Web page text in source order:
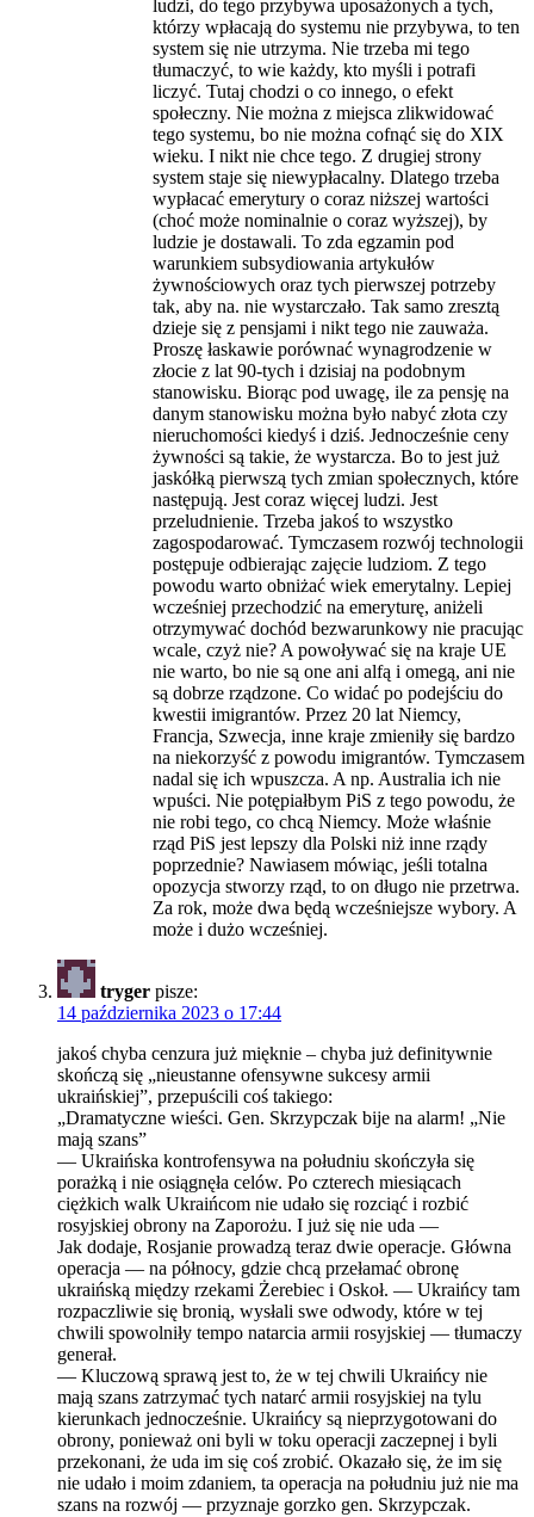
ludzi, do tego przybywa uposażonych a tych,
którzy wpłacają do systemu nie przybywa, to ten
system się nie utrzyma. Nie trzeba mi tego
tłumaczyć, to wie każdy, kto myśli i potrafi
liczyć. Tutaj chodzi o co innego, o efekt
społeczny. Nie można z miejsca zlikwidować
tego systemu, bo nie można cofnąć się do XIX
wieku. I nikt nie chce tego. Z drugiej strony
system staje się niewypłacalny. Dlatego trzeba
wypłacać emerytury o coraz niższej wartości
(choć może nominalnie o coraz wyższej), by
ludzie je dostawali. To zda egzamin pod
warunkiem subsydiowania artykułów
żywnościowych oraz tych pierwszej potrzeby
tak, aby na. nie wystarczało. Tak samo zresztą
dzieje się z pensjami i nikt tego nie zauważa.
Proszę łaskawie porównać wynagrodzenie w
złocie z lat 90-tych i dzisiaj na podobnym
stanowisku. Biorąc pod uwagę, ile za pensję na
danym stanowisku można było nabyć złota czy
nieruchomości kiedyś i dziś. Jednocześnie ceny
żywności są takie, że wystarcza. Bo to jest już
jaskółką pierwszą tych zmian społecznych, które
następują. Jest coraz więcej ludzi. Jest
przeludnienie. Trzeba jakoś to wszystko
zagospodarować. Tymczasem rozwój technologii
postępuje odbierając zajęcie ludziom. Z tego
powodu warto obniżać wiek emerytalny. Lepiej
wcześniej przechodzić na emeryturę, aniżeli
otrzymywać dochód bezwarunkowy nie pracując
wcale, czyż nie? A powoływać się na kraje UE
nie warto, bo nie są one ani alfą i omegą, ani nie
są dobrze rządzone. Co widać po podejściu do
kwestii imigrantów. Przez 20 lat Niemcy,
Francja, Szwecja, inne kraje zmieniły się bardzo
na niekorzyść z powodu imigrantów. Tymczasem
nadal się ich wpuszcza. A np. Australia ich nie
wpuści. Nie potępiałbym PiS z tego powodu, że
nie robi tego, co chcą Niemcy. Może właśnie
rząd PiS jest lepszy dla Polski niż inne rządy
poprzednie? Nawiasem mówiąc, jeśli totalna
opozycja stworzy rząd, to on długo nie przetrwa.
Za rok, może dwa będą wcześniejsze wybory. A
może i dużo wcześniej.
tryger pisze:
14 października 2023 o 17:44
jakoś chyba cenzura już mięknie – chyba już definitywnie
skończą się „nieustanne ofensywne sukcesy armii
ukraińskiej”, przepuścili coś takiego:
„Dramatyczne wieści. Gen. Skrzypczak bije na alarm! „Nie
mają szans”
— Ukraińska kontrofensywa na południu skończyła się
porażką i nie osiągnęła celów. Po czterech miesiącach
ciężkich walk Ukraińcom nie udało się rozciąć i rozbić
rosyjskiej obrony na Zaporożu. I już się nie uda —
Jak dodaje, Rosjanie prowadzą teraz dwie operacje. Główna
operacja — na północy, gdzie chcą przełamać obronę
ukraińską między rzekami Żerebiec i Oskoł. — Ukraińcy tam
rozpaczliwie się bronią, wysłali swe odwody, które w tej
chwili spowolniły tempo natarcia armii rosyjskiej — tłumaczy
generał.
— Kluczową sprawą jest to, że w tej chwili Ukraińcy nie
mają szans zatrzymać tych natarć armii rosyjskiej na tylu
kierunkach jednocześnie. Ukraińcy są nieprzygotowani do
obrony, ponieważ oni byli w toku operacji zaczepnej i byli
przekonani, że uda im się coś zrobić. Okazało się, że im się
nie udało i moim zdaniem, ta operacja na południu już nie ma
szans na rozwój — przyznaje gorzko gen. Skrzypczak.